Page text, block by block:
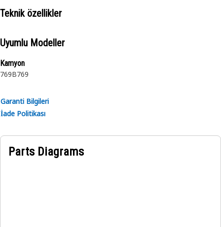
Teknik özellikler
Uyumlu Modeller
Kamyon
769B769
Garanti Bilgileri
İade Politikası
Parts Diagrams